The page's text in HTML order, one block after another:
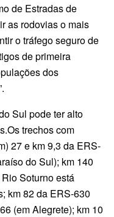
de Estradas de
as rodovias o mais
o tráfego seguro de
de primeira
dos
Sul pode ter alto
trechos com
27 e km 9,3 da ERS-
do Sul); km 140
Soturno está
km 82 da ERS-630
(em Alegrete); km 10